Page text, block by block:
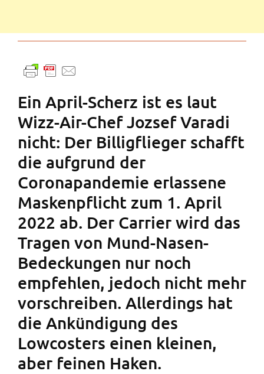
Ein April-Scherz ist es laut
Wizz-Air-Chef Jozsef Varadi
nicht: Der Billigflieger schafft
die aufgrund der
Coronapandemie erlassene
Maskenpflicht zum 1. April
2022 ab. Der Carrier wird das
Tragen von Mund-Nasen-
Bedeckungen nur noch
empfehlen, jedoch nicht mehr
vorschreiben. Allerdings hat
die Ankündigung des
Lowcosters einen kleinen,
aber feinen Haken.